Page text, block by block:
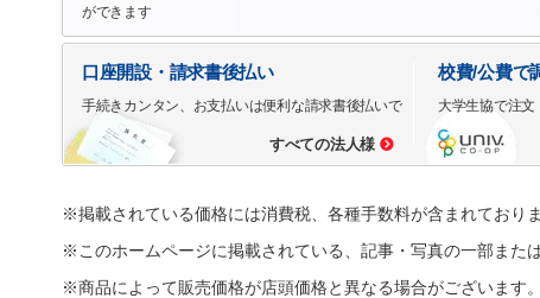
ができます
口座開設・請求書後払い
手続きカンタン、お支払いは便利な請求書後払いで
すべての法人様
校費/公費で
大学生協で注文
※掲載されている価格には消費税、各種手数料が含まれており
※このホームページに掲載されている、記事・写真の一部また
※商品によって販売価格が店頭価格と異なる場合がございます。